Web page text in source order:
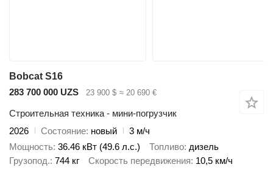
Bobcat S16
283 700 000 UZS
23 900 $ ≈ 20 690 €
Строительная техника - мини-погрузчик
2026
Состояние новый
3 м/ч
Мощность 36.46 кВт (49.6 л.с.) Топливо дизель
Грузопод. 744 кг Скорость передвижения 10,5 км/ч